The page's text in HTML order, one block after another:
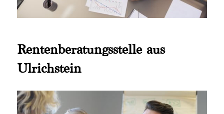
Rentenberatungsstelle aus
Ulrichstein